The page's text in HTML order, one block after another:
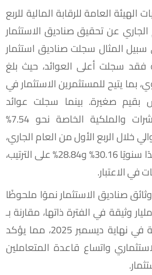
العامة للرقابة المالية للربع
عن تحقيق صناديق الاستثمار
سبيل المثال سجلت صناديق استثمار
سجلت أعلى العوائد، حيث بلغ
بما يتيح للمستثمرين الاستثمار في
بقيم صغيرة. بينما سجلت عوائد
وصناديق المؤشرات والملكية الخاصة نحو 7.54%
خلال الربع الأول من العام الجاري،
أي ما يوازي عائدًا سنويًا 30.16% و28.84% على الترتيب،
في الاعتبار.
صناديق الاستثمار نموًا ملحوظًا
ليصل إلى 31.4 مليار وثيقة في الفترة ذاتها، مقارنة بـ
20.3 مليار وثيقة في نهاية ديسمبر 2025، مما يؤكد
واتساع قاعدة المتعاملين